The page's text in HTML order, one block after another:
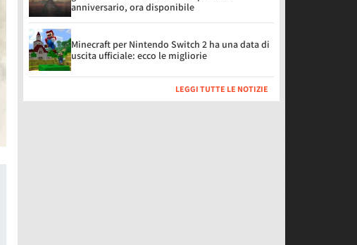
anniversario, ora disponibile
Minecraft per Nintendo Switch 2 ha una data di
uscita ufficiale: ecco le migliorie
LEGGI TUTTE LE NOTIZIE